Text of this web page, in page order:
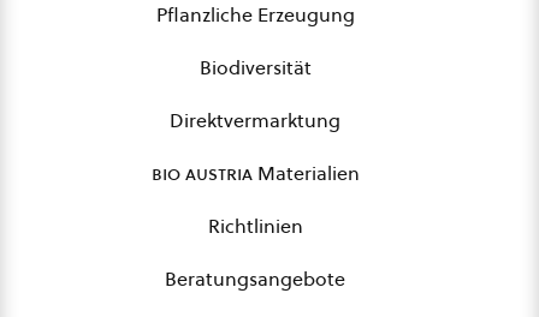
Pflanzliche Erzeugung
Biodiversität
Direktvermarktung
bio austriaMaterialien
Richtlinien
Beratungsangebote